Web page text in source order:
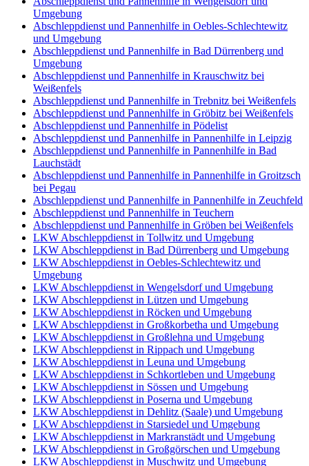
Umgebung
Abschleppdienst und Pannenhilfe in Oebles-Schlechtewitz
und Umgebung
Abschleppdienst und Pannenhilfe in Bad Dürrenberg und
Umgebung
Abschleppdienst und Pannenhilfe in Krauschwitz bei
Weißenfels
Abschleppdienst und Pannenhilfe in Trebnitz bei Weißenfels
Abschleppdienst und Pannenhilfe in Gröbitz bei Weißenfels
Abschleppdienst und Pannenhilfe in Pödelist
Abschleppdienst und Pannenhilfe in Pannenhilfe in Leipzig
Abschleppdienst und Pannenhilfe in Pannenhilfe in Bad
Lauchstädt
Abschleppdienst und Pannenhilfe in Pannenhilfe in Groitzsch
bei Pegau
Abschleppdienst und Pannenhilfe in Pannenhilfe in Zeuchfeld
Abschleppdienst und Pannenhilfe in Teuchern
Abschleppdienst und Pannenhilfe in Gröben bei Weißenfels
LKW Abschleppdienst in Tollwitz und Umgebung
LKW Abschleppdienst in Bad Dürrenberg und Umgebung
LKW Abschleppdienst in Oebles-Schlechtewitz und
Umgebung
LKW Abschleppdienst in Wengelsdorf und Umgebung
LKW Abschleppdienst in Lützen und Umgebung
LKW Abschleppdienst in Röcken und Umgebung
LKW Abschleppdienst in Großkorbetha und Umgebung
LKW Abschleppdienst in Großlehna und Umgebung
LKW Abschleppdienst in Rippach und Umgebung
LKW Abschleppdienst in Leuna und Umgebung
LKW Abschleppdienst in Schkortleben und Umgebung
LKW Abschleppdienst in Sössen und Umgebung
LKW Abschleppdienst in Poserna und Umgebung
LKW Abschleppdienst in Dehlitz (Saale) und Umgebung
LKW Abschleppdienst in Starsiedel und Umgebung
LKW Abschleppdienst in Markranstädt und Umgebung
LKW Abschleppdienst in Großgörschen und Umgebung
LKW Abschleppdienst in Muschwitz und Umgebung